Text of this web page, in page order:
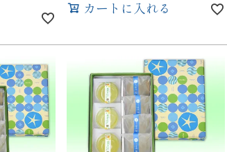
カートに入れる